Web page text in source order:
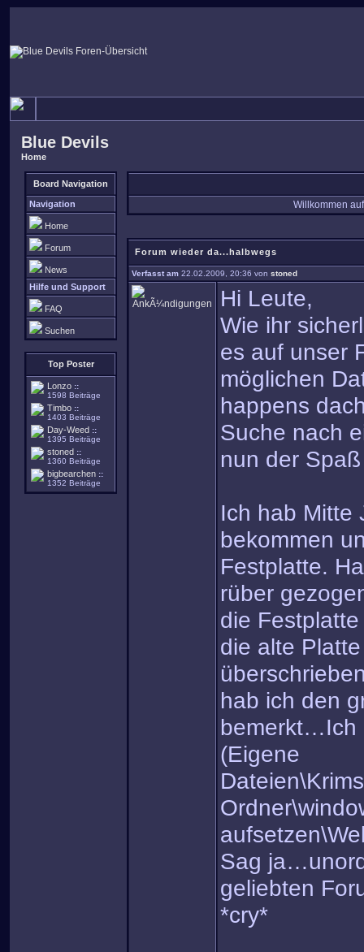
Blue Devils
Home
Board Navigation
Navigation
Home
Forum
News
Hilfe und Support
FAQ
Suchen
Top Poster
Lonzo ::
1598 Beiträge
Timbo ::
1403 Beiträge
Day-Weed ::
1395 Beiträge
stoned ::
1360 Beiträge
bigbearchen ::
1352 Beiträge
Willkommen
Forum wieder da...halbwegs
Verfasst am 22.02.2009, 20:36 von stoned
Hi Leute,
Wie ihr
es auf unser
möglichen
happens
Suche nach
nun der
Ich hab Mitte
bekommen
Festplatte.
rüber
die
die alte
hab ich den
bemerkt…Ich
(Eigene
Sag
geliebten
*cry*